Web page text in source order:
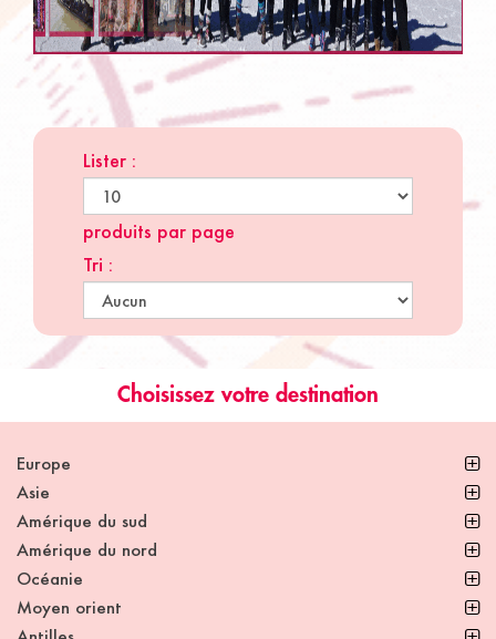
Lister :
produits par page
Tri :
Choisissez votre destination
Europe
Asie
Amérique du sud
Amérique du nord
Océanie
Moyen orient